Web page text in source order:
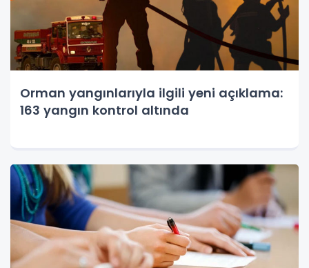
Orman yangınlarıyla ilgili yeni açıklama:
163 yangın kontrol altında